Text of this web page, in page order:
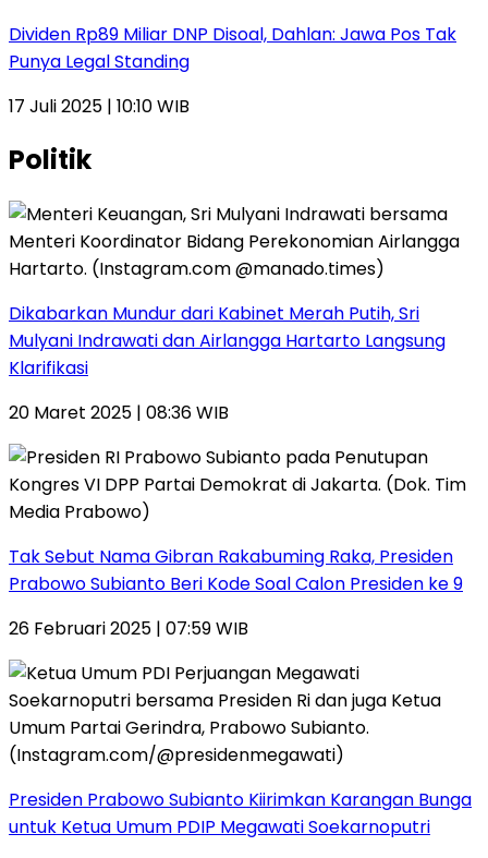
Dividen Rp89 Miliar DNP Disoal, Dahlan: Jawa Pos Tak
Punya Legal Standing
17 Juli 2025 | 10:10 WIB
Politik
Dikabarkan Mundur dari Kabinet Merah Putih, Sri
Mulyani Indrawati dan Airlangga Hartarto Langsung
Klarifikasi
20 Maret 2025 | 08:36 WIB
Tak Sebut Nama Gibran Rakabuming Raka, Presiden
Prabowo Subianto Beri Kode Soal Calon Presiden ke 9
26 Februari 2025 | 07:59 WIB
Presiden Prabowo Subianto Kiirimkan Karangan Bunga
untuk Ketua Umum PDIP Megawati Soekarnoputri